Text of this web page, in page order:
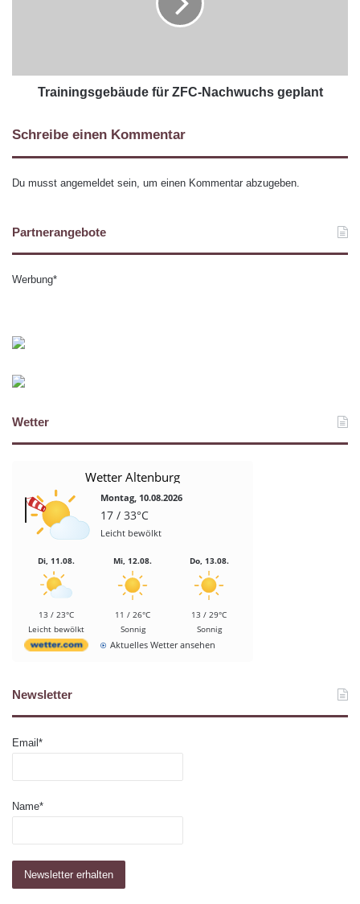
Trainingsgebäude für ZFC-Nachwuchs geplant
Schreibe einen Kommentar
Du musst angemeldet sein, um einen Kommentar abzugeben.
Partnerangebote
Werbung*
Wetter
Wetter Altenburg
Montag, 10.08.2026
17 / 33°C
Leicht bewölkt
Di, 11.08.
13 / 23°C
Leicht bewölkt
Mi, 12.08.
11 / 26°C
Sonnig
Do, 13.08.
13 / 29°C
Sonnig
Aktuelles Wetter ansehen
Newsletter
Email*
Name*